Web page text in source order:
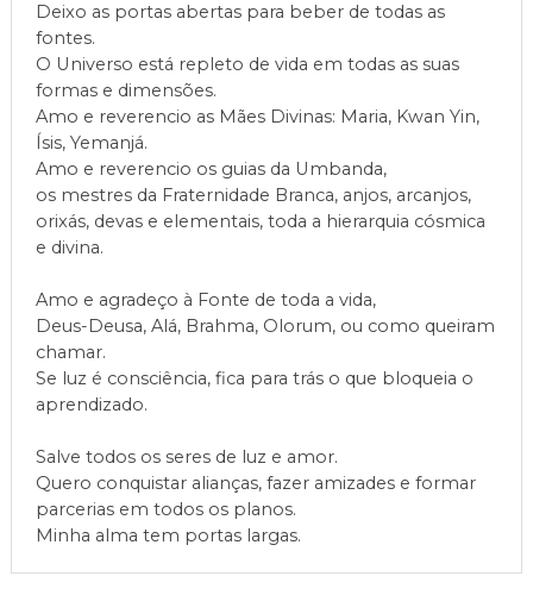
Deixo as portas abertas para beber de todas as
fontes.
O Universo está repleto de vida em todas as suas
formas e dimensões.
Amo e reverencio as Mães Divinas: Maria, Kwan Yin,
Ísis, Yemanjá.
Amo e reverencio os guias da Umbanda,
os mestres da Fraternidade Branca, anjos, arcanjos,
orixás, devas e elementais, toda a hierarquia cósmica
e divina.
Amo e agradeço à Fonte de toda a vida,
Deus-Deusa, Alá, Brahma, Olorum, ou como queiram
chamar.
Se luz é consciência, fica para trás o que bloqueia o
aprendizado.
Salve todos os seres de luz e amor.
Quero conquistar alianças, fazer amizades e formar
parcerias em todos os planos.
Minha alma tem portas largas.